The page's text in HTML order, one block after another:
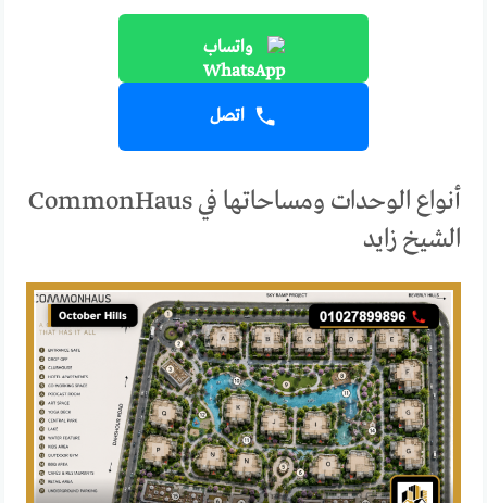
واتساب
اتصل
أنواع الوحدات ومساحاتها في CommonHaus
الشيخ زايد